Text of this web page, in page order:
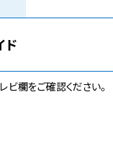
ド
欄をご確認ください。